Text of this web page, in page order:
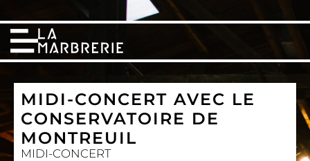
MIDI-CONCERT AVEC LE
CONSERVATOIRE DE
MONTREUIL
MIDI-CONCERT